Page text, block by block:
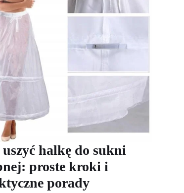
halkę do sukni
proste kroki i
porady